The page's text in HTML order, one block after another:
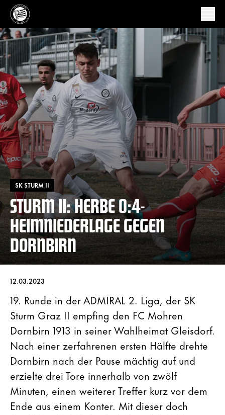
SK STURM II
STURM II: HERBE 0:4-
HEIMNIEDERLAGE GEGEN
DORNBIRN
12.03.2023
19. Runde in der ADMIRAL 2. Liga, der SK
Sturm Graz II empfing den FC Mohren
Dornbirn 1913 in seiner Wahlheimat Gleisdorf.
Nach einer zerfahrenen ersten Hälfte drehte
Dornbirn nach der Pause mächtig auf und
erzielte drei Tore innerhalb von zwölf
Minuten, einen weiterer Treffer kurz vor dem
Ende aus einem Konter. Mit dieser doch